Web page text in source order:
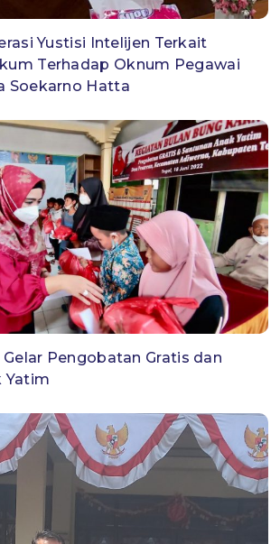
Yustisi Intelijen Terkait
Terhadap Oknum Pegawai
Soekarno Hatta
Gelar Pengobatan Gratis dan
Yatim